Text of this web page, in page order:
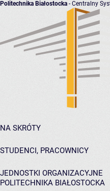
Politechnika Białostocka - Centralny
NA SKRÓTY
STUDENCI, PRACOWNICY
JEDNOSTKI ORGANIZACYJNE
POLITECHNIKA BIAŁOSTOCKA